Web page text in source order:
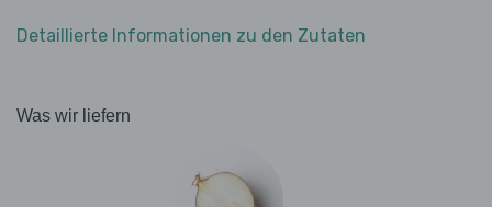
Detaillierte Informationen zu den Zutaten
Was wir liefern